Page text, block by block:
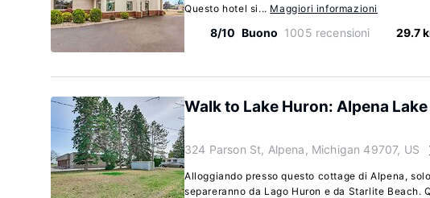
Questo hotel si... Maggiori informazioni
8/10 Buono 1005 recensioni 29.7
Walk to Lake Huron: Alpena
324 Parson St, Alpena, Michigan 49707, US
Alloggiando presso questo cottage di Alpena,
separeranno da Lago Huron e da Starlite Beach.